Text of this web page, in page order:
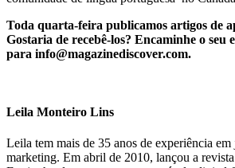
Toda quarta-feira publicamos artigos de
Gostaria de recebê-los? Encaminhe o seu
para info@magazinediscover.com.
Leila Monteiro Lins
Leila tem mais de 35 anos de experiência
marketing. Em abril de 2010, lançou a